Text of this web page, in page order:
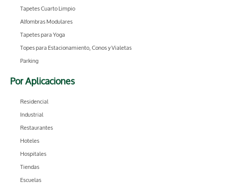
Tapetes Cuarto Limpio
Alfombras Modulares
Tapetes para Yoga
Topes para Estacionamiento, Conos y Vialetas
Parking
Por Aplicaciones
Residencial
Industrial
Restaurantes
Hoteles
Hospitales
Tiendas
Escuelas